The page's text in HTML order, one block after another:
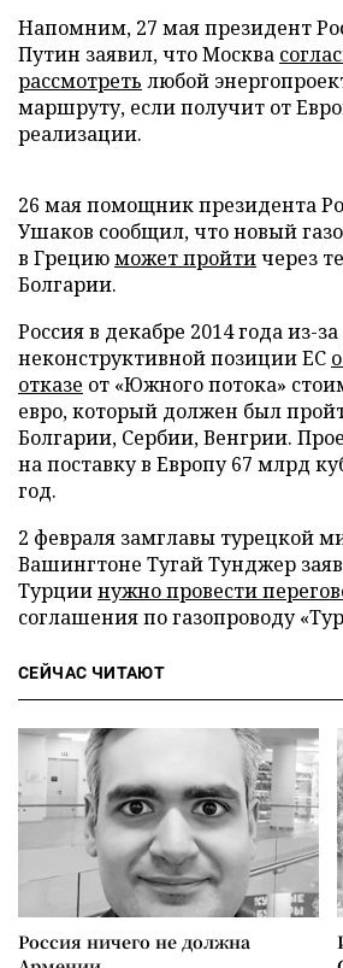
Напомним, 27 мая президент
Путин заявил, что Москва
рассмотреть любой
маршруту, если получит от
реализации.
26 мая помощник президента
Ушаков сообщил, что новый
в Грециюможет пройтичерез
Болгарии.
Россия в декабре 2014 года из-за
неконструктивной позиции ЕС
отказе от «Южного потока»
евро, который должен был
Болгарии, Сербии, Венгрии.
на поставку в Европу 67 млрд
год.
2 февраля замглавы турецкой
Вашингтоне Тугай Тунджер
Турциинужно провести
соглашения по газопроводу
СЕЙЧАС ЧИТАЮТ
Россия ничего не должна